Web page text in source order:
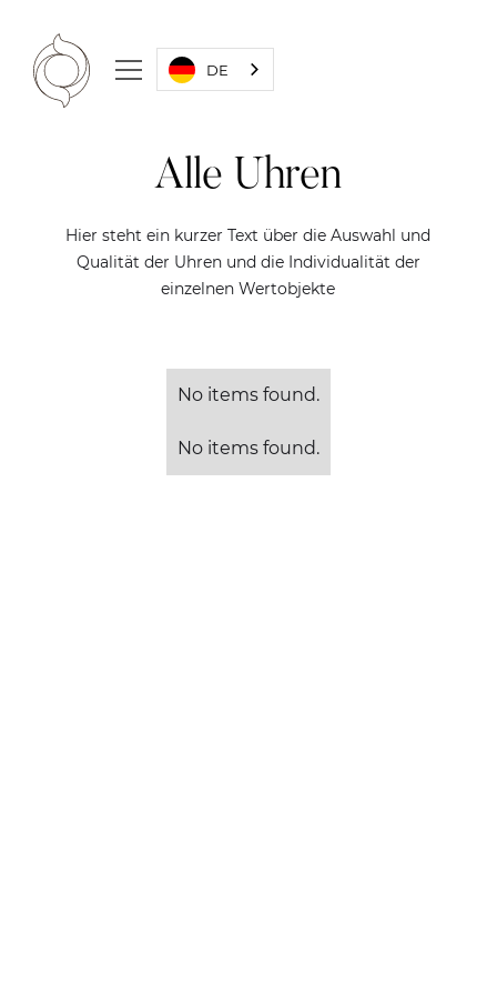
DE
Alle Uhren
Hier steht ein kurzer Text über die Auswahl und
Qualität der Uhren und die Individualität der
einzelnen Wertobjekte
No items found.
No items found.